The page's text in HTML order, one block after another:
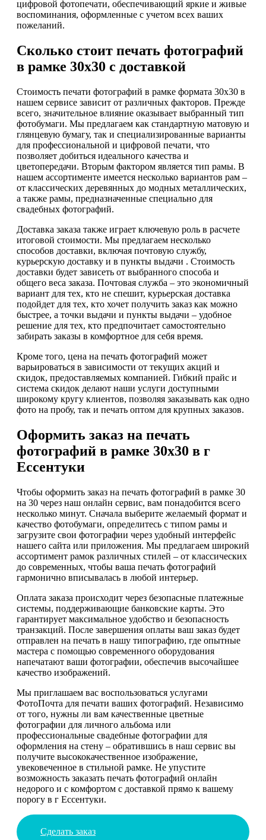
цифровой фотопечати, обеспечивающий яркие и живые
воспоминания, оформленные с учетом всех ваших
пожеланий.
Сколько стоит печать фотографий
в рамке 30х30 с доставкой
Стоимость печати фотографий в рамке формата 30х30 в
нашем сервисе зависит от различных факторов. Прежде
всего, значительное влияние оказывает выбранный тип
фотобумаги. Мы предлагаем как стандартную матовую и
глянцевую бумагу, так и специализированные варианты
для профессиональной и цифровой печати, что
позволяет добиться идеального качества и
цветопередачи. Вторым фактором является тип рамы. В
нашем ассортименте имеется несколько вариантов рам –
от классических деревянных до модных металлических,
а также рамы, предназначенные специально для
свадебных фотографий.
Доставка заказа также играет ключевую роль в расчете
итоговой стоимости. Мы предлагаем несколько
способов доставки, включая почтовую службу,
курьерскую доставку и в пункты выдачи . Стоимость
доставки будет зависеть от выбранного способа и
общего веса заказа. Почтовая служба – это экономичный
вариант для тех, кто не спешит, курьерская доставка
подойдет для тех, кто хочет получить заказ как можно
быстрее, а точки выдачи и пункты выдачи – удобное
решение для тех, кто предпочитает самостоятельно
забирать заказы в комфортное для себя время.
Кроме того, цена на печать фотографий может
варьироваться в зависимости от текущих акций и
скидок, предоставляемых компанией. Гибкий прайс и
система скидок делают наши услуги доступными
широкому кругу клиентов, позволяя заказывать как одно
фото на пробу, так и печать оптом для крупных заказов.
Оформить заказ на печать
фотографий в рамке 30х30 в г
Ессентуки
Чтобы оформить заказ на печать фотографий в рамке 30
на 30 через наш онлайн сервис, вам понадобится всего
несколько минут. Сначала выберите желаемый формат и
качество фотобумаги, определитесь с типом рамы и
загрузите свои фотографии через удобный интерфейс
нашего сайта или приложения. Мы предлагаем широкий
ассортимент рамок различных стилей – от классических
до современных, чтобы ваша печать фотографий
гармонично вписывалась в любой интерьер.
Оплата заказа происходит через безопасные платежные
системы, поддерживающие банковские карты. Это
гарантирует максимальное удобство и безопасность
транзакций. После завершения оплаты ваш заказ будет
отправлен на печать в нашу типографию, где опытные
мастера с помощью современного оборудования
напечатают ваши фотографии, обеспечив высочайшее
качество изображений.
Мы приглашаем вас воспользоваться услугами
ФотоПочта для печати ваших фотографий. Независимо
от того, нужны ли вам качественные цветные
фотографии для личного альбома или
профессиональные свадебные фотографии для
оформления на стену – обратившись в наш сервис вы
получите высококачественное изображение,
увековеченное в стильной рамке. Не упустите
возможность заказать печать фотографий онлайн
недорого и с комфортом с доставкой прямо к вашему
порогу в г Ессентуки.
Сделать заказ